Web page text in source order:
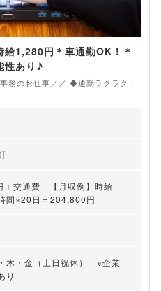
1,280円＊車通勤OK！＊
性あり♪
務のお仕事／／ ◆通勤ラクラク！
＋交通費 【月収例】時給
間×20日＝204,800円
木・金（土日祝休） ※企業
り